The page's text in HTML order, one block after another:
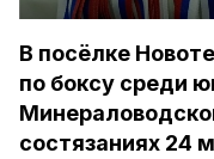
В посёлке
по боксу среди
состязаниях 24